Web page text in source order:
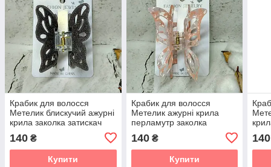
Крабик для волосся
Метелик блискучий ажурні
крила заколка затискач
6,5х5 см Чорний 11718-1
140 ₴
Купити
Крабик для волосся
Метелик ажурні крила
перламутр заколка
затискач 7,5х6 см Рожевий
182018-5
140₴
Купити
140